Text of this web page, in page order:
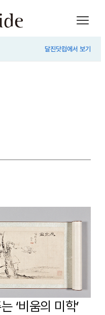
달진닷컴에서 보기
‘비움의 미학’